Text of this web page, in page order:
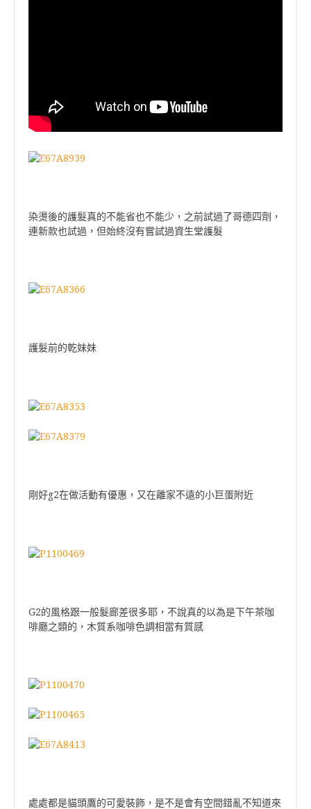
染燙後的護髮真的不能省也不能少，之前試過了哥德四劑，
連新款也試過，但始終沒有嘗試過資生堂護髮
護髮前的乾妹妹
剛好g2在做活動有優惠，又在離家不遠的小巨蛋附近
G2的風格跟一般髮廊差很多耶，不說真的以為是下午茶咖
啡廳之類的，木質系咖啡色調相當有質感
處處都是貓頭鷹的可愛裝飾，是不是會有空間錯亂不知道來